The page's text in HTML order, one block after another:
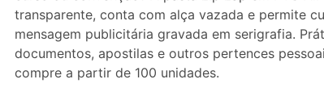
transparente, conta com alça vazada e permite
mensagem publicitária gravada em serigrafia.
documentos, apostilas e outros pertences
compre a partir de 100 unidades.